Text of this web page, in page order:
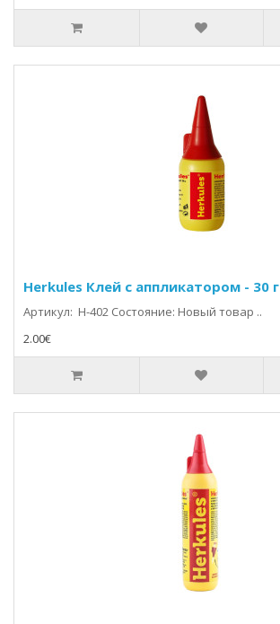
Herkules Клей с аппликатором - 30 г
Артикул: H-402 Состояние: Новый товар ..
2.00€